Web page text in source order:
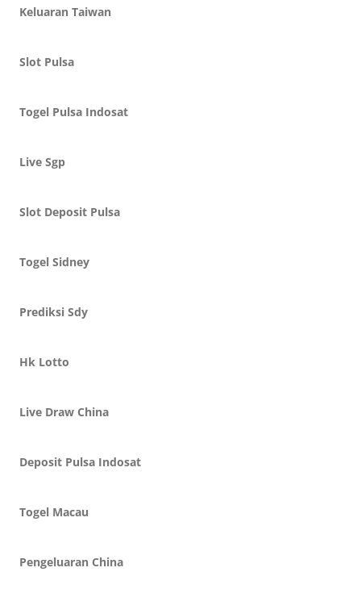
Keluaran Taiwan
Slot Pulsa
Togel Pulsa Indosat
Live Sgp
Slot Deposit Pulsa
Togel Sidney
Prediksi Sdy
Hk Lotto
Live Draw China
Deposit Pulsa Indosat
Togel Macau
Pengeluaran China